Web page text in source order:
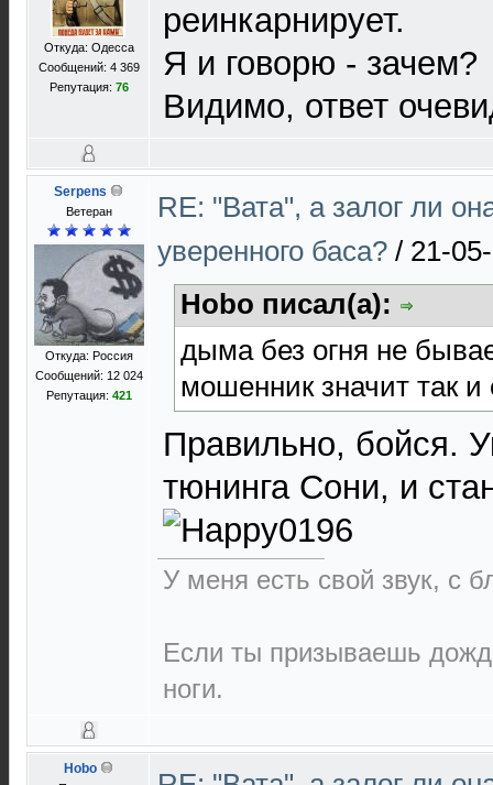
Откуда: Одесса
Сообщений: 4 369
Репутация: 76
реинкарнирует.
Я и говорю - зачем?
Видимо, ответ
Serpens
Ветеран
Откуда: Россия
Сообщений: 12 024
Репутация: 421
RE: "Вата", а залог ли
уверенного баса? / 21-
Hobo писал(а):
дыма без огня не
мошенник значит так и
Правильно, бойся.
тюнинга Сони, и
У меня есть свой звук, с
Если ты призываешь
ноги.
Hobo